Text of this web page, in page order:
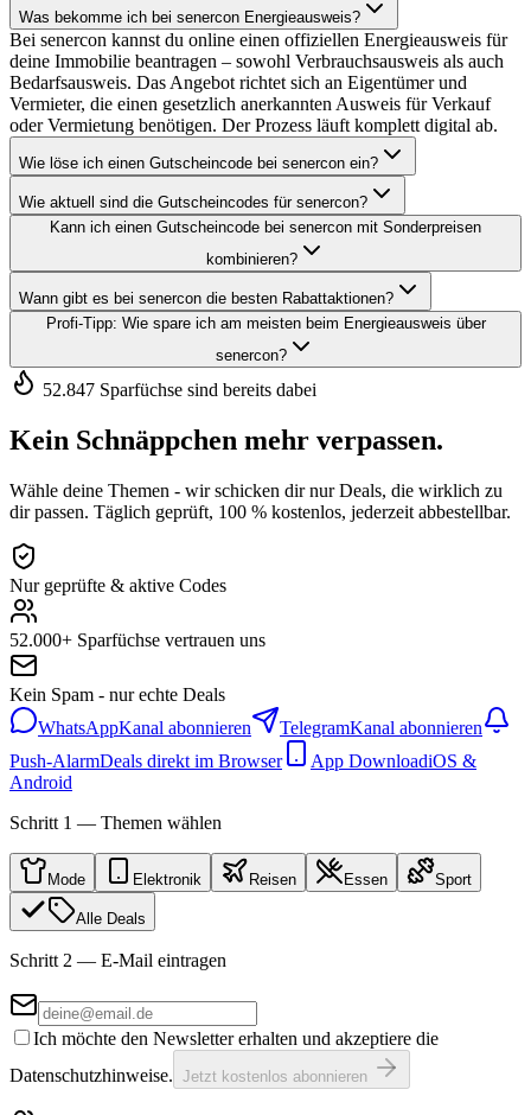
Was bekomme ich bei senercon Energieausweis?
Bei senercon kannst du online einen offiziellen Energieausweis für
deine Immobilie beantragen – sowohl Verbrauchsausweis als auch
Bedarfsausweis. Das Angebot richtet sich an Eigentümer und
Vermieter, die einen gesetzlich anerkannten Ausweis für Verkauf
oder Vermietung benötigen. Der Prozess läuft komplett digital ab.
Wie löse ich einen Gutscheincode bei senercon ein?
Wie aktuell sind die Gutscheincodes für senercon?
Kann ich einen Gutscheincode bei senercon mit Sonderpreisen
kombinieren?
Wann gibt es bei senercon die besten Rabattaktionen?
Profi-Tipp: Wie spare ich am meisten beim Energieausweis über
senercon?
52.847 Sparfüchse sind bereits dabei
Kein Schnäppchen mehr verpassen.
Wähle deine Themen - wir schicken dir nur Deals, die wirklich zu
dir passen. Täglich geprüft, 100 % kostenlos, jederzeit abbestellbar.
Nur geprüfte & aktive Codes
52.000+ Sparfüchse vertrauen uns
Kein Spam - nur echte Deals
WhatsAppKanal abonnieren TelegramKanal abonnieren
Push-AlarmDeals direkt im Browser App DownloadiOS &
Android
Schritt 1 — Themen wählen
Mode Elektronik Reisen Essen Sport
Alle Deals
Schritt 2 — E-Mail eintragen
Ich möchte den Newsletter erhalten und akzeptiere die
Datenschutzhinweise. Jetzt kostenlos abonnieren